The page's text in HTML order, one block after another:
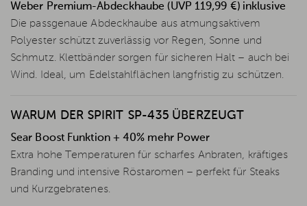
Weber Premium-Abdeckhaube (UVP 119,99 €) inklusive
Die passgenaue Abdeckhaube aus atmungsaktivem
Polyester schützt zuverlässig vor Regen, Sonne und
Schmutz. Klettbänder sorgen für sicheren Halt – auch bei
Wind. Ideal, um Edelstahlflächen langfristig zu schützen.
WARUM DER SPIRIT SP-435 ÜBERZEUGT
Sear Boost Funktion + 40% mehr Power
Extra hohe Temperaturen für scharfes Anbraten, kräftiges
Branding und intensive Röstaromen – perfekt für Steaks
und Kurzgebratenes.